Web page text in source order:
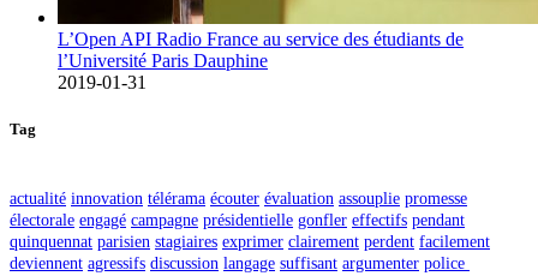
L’Open API Radio France au service des étudiants de
l’Université Paris Dauphine
2019-01-31
Tag
actualité innovation télérama écouter évaluation assouplie promesse
électorale engagé campagne présidentielle gonfler effectifs pendant
quinquennat parisien stagiaires exprimer clairement perdent facilement
deviennent agressifs discussion langage suffisant argumenter police